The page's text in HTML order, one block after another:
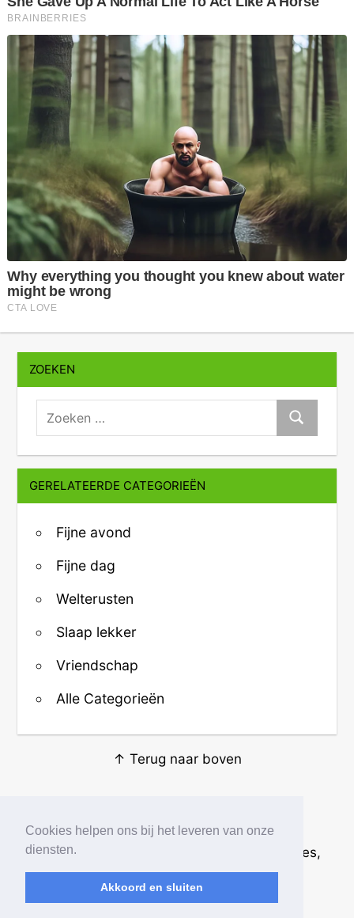
Cookies helpen ons bij het leveren van onze
diensten.
Akkoord en sluiten
ZOEKEN
zoeken:
Zoeken
GERELATEERDE CATEGORIEËN
Fijne avond
Fijne dag
Welterusten
Slaap lekker
Vriendschap
Alle Categorieën
↑ Terug naar boven
© 2026
· Plaatjes, animaties,
afbeeldingen en fotos